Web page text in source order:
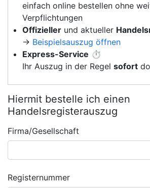
einfach online bestellen ohne
Verpflichtungen
Offizieller und aktueller
→ Beispielsauszug öffnen
Express-Service ⏱️
Ihr Auszug in der Regel sofort
Hiermit bestelle ich einen
Handelsregisterauszug
Firma/Gesellschaft
Registernummer